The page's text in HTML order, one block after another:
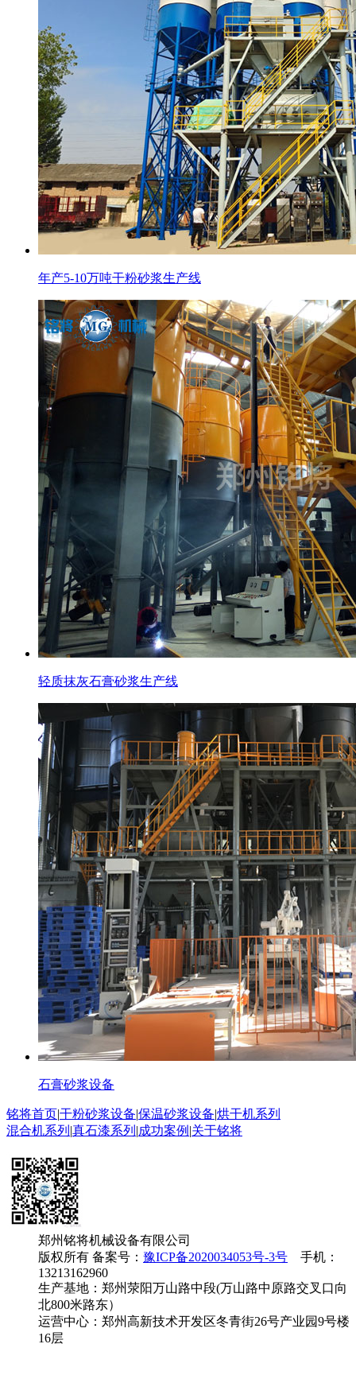
年产5-10万吨干粉砂浆生产线
轻质抹灰石膏砂浆生产线
石膏砂浆设备
铭将首页|干粉砂浆设备|保温砂浆设备|烘干机系列
混合机系列 |真石漆系列 |成功案例 |关于铭将
郑州铭将机械设备有限公司
版权所有 备案号： 豫ICP备2020034053号-3号 手机：
13213162960
生产基地：郑州荥阳万山路中段(万山路中原路交叉口向
北800米路东）
运营中心：郑州高新技术开发区冬青街26号产业园9号楼
16层